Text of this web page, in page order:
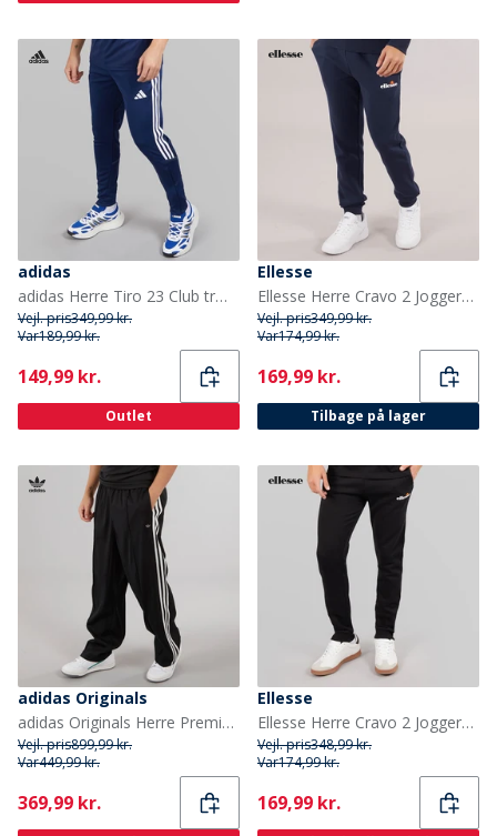
adidas
adidas Herre Tiro 23 Club træningsbukser Team Navy/Hvid
Vejl. pris349,99 kr.
Var189,99 kr.
Current
149,99 kr.
Outlet
Ellesse
Ellesse Herre Cravo 2 Joggers Navy
Vejl. pris349,99 kr.
Var174,99 kr.
Current
169,99 kr.
Tilbage på lager
adidas Originals
adidas Originals Herre Premium Originals Løse Track Bukser Sort
Vejl. pris899,99 kr.
Var449,99 kr.
Current
369,99 kr.
Ellesse
Ellesse Herre Cravo 2 Joggers Sort
Vejl. pris348,99 kr.
Var174,99 kr.
Current
169,99 kr.